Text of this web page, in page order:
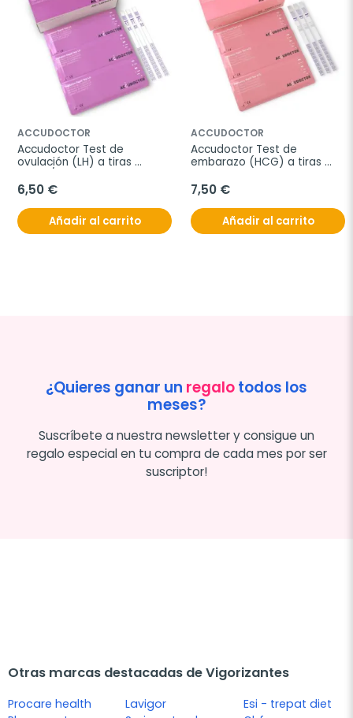
ACCUDOCTOR
Accudoctor Test de
ovulación (LH) a tiras
pruebas
6,50 €
Añadir al carrito
ACCUDOCTOR
Accudoctor Test de
embarazo (HCG) a tiras
7,50 €
Añadir al carrito
¿Quieres ganar un regalotodos los
meses?
Suscríbete a nuestra newsletter y consigue un
regalo especial en tu compra de cada mes por ser
suscriptor!
Otras marcas destacadas de Vigorizantes
Procare health
Lavigor
Esi - trepat diet